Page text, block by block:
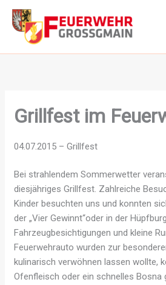
Zum
Inhalt
springen
Grillfest im
04.07.2015 – Grillfest
Bei strahlendem Sommerwetter
diesjähriges Grillfest. Zahlreiche
Kinder besuchten uns und konnten
der „Vier Gewinnt“oder in der
Fahrzeugbesichtigungen und kleine
Feuerwehrauto wurden zur
kulinarisch verwöhnen lassen wollte,
Ofenfleisch oder ein schnelles Bosna